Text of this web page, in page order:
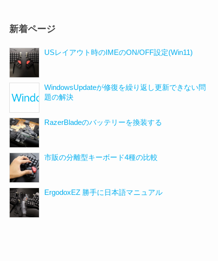
新着ページ
USレイアウト時のIMEのON/OFF設定(Win11)
WindowsUpdateが修復を繰り返し更新できない問
題の解決
RazerBladeのバッテリーを換装する
市販の分離型キーボード4種の比較
ErgodoxEZ 勝手に日本語マニュアル